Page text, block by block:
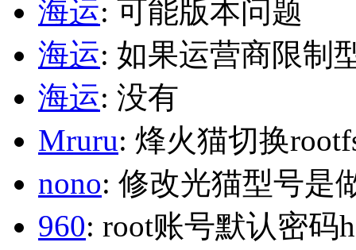
海运: 可能版本问题
海运: 如果运营商限制
海运: 没有
Mruru: 烽火猫切换
nono: 修改光猫型号是
960: root账号默认密码